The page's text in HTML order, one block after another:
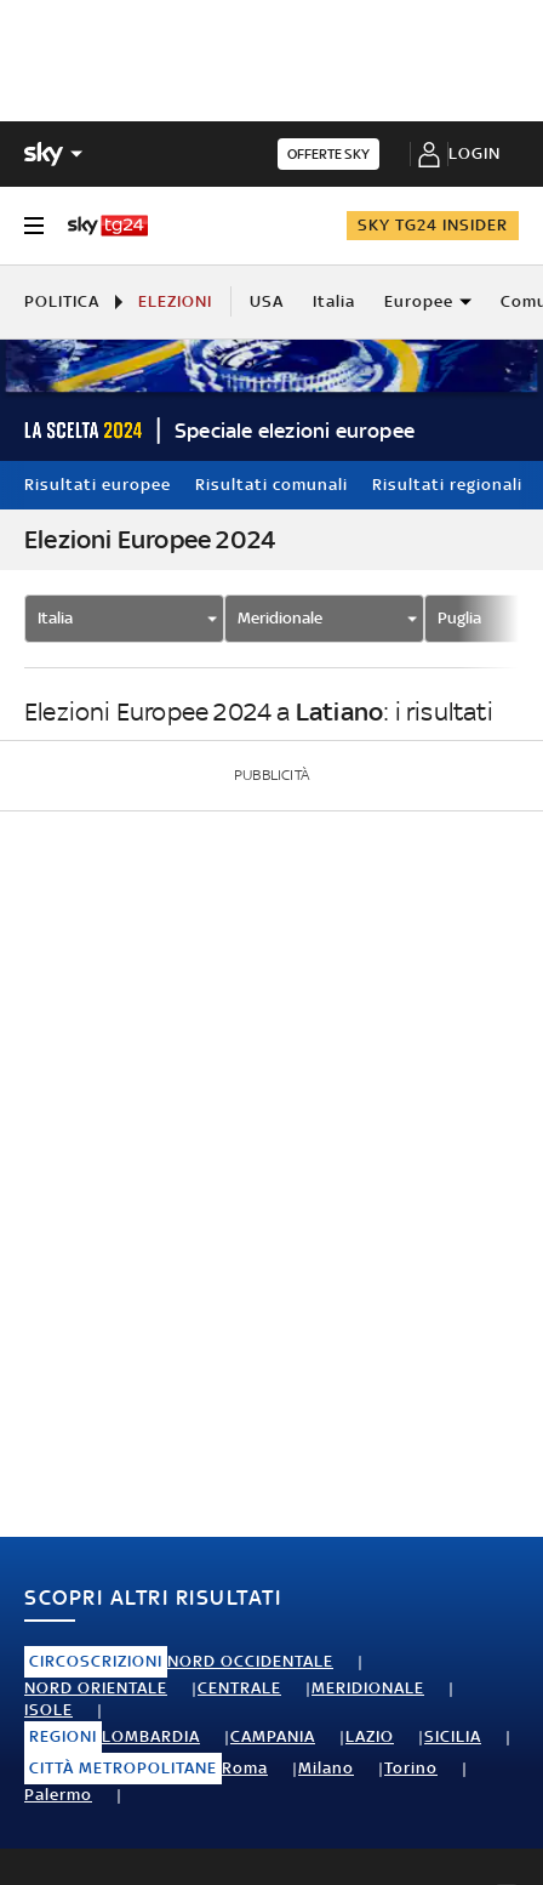
OFFERTE SKY LOGIN
SKY TG24 INSIDER
POLITICA ELEZIONI USA Italia Europee
Speciale elezioni europee
Risultati europee Risultati comunali Risultati regionali
Elezioni Europee 2024
Italia Meridionale Puglia
Elezioni Europee 2024 a Latiano: i risultati
PUBBLICITÀ
SCOPRI ALTRI RISULTATI
CIRCOSCRIZIONI NORD OCCIDENTALE
NORD ORIENTALE
CENTRALE
MERIDIONALE
ISOLE
REGIONI LOMBARDIA CAMPANIA LAZIO
SICILIA
CITTÀ METROPOLITANE Roma Milano
Torino
Palermo